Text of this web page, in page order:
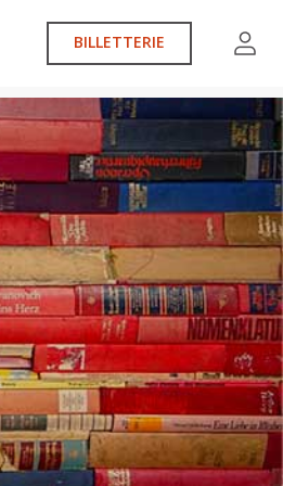
BILLETTERIE